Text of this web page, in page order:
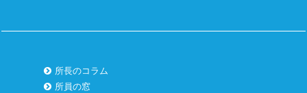
所長のコラム
所員の窓